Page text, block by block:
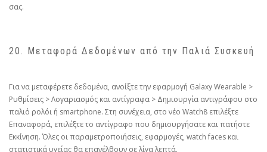
σας.
20. Μεταφορά Δεδομένων από την Παλιά Συσκευή
Για να μεταφέρετε δεδομένα, ανοίξτε την εφαρμογή Galaxy Wearable >
Ρυθμίσεις > Λογαριασμός και αντίγραφα > Δημιουργία αντιγράφου στο
παλιό ρολόι ή smartphone. Στη συνέχεια, στο νέο Watch8 επιλέξτε
Επαναφορά, επιλέξτε το αντίγραφο που δημιουργήσατε και πατήστε
Εκκίνηση. Όλες οι παραμετροποιήσεις, εφαρμογές, watch faces και
στατιστικά υγείας θα επανέλθουν σε λίγα λεπτά.